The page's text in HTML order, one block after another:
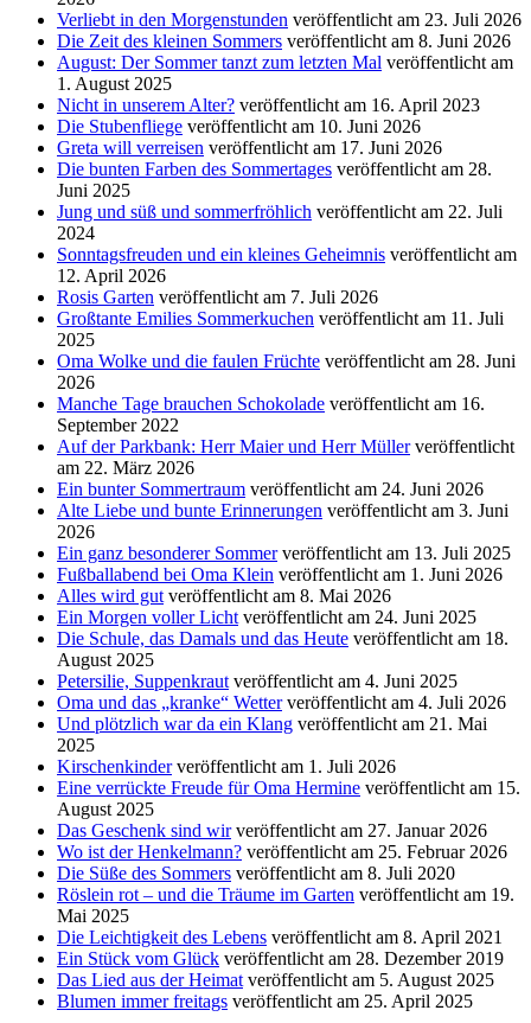
Verliebt in den Morgenstunden veröffentlicht am 23. Juli 2026
Die Zeit des kleinen Sommers veröffentlicht am 8. Juni 2026
August: Der Sommer tanzt zum letzten Mal veröffentlicht am
1. August 2025
Nicht in unserem Alter? veröffentlicht am 16. April 2023
Die Stubenfliege veröffentlicht am 10. Juni 2026
Greta will verreisen veröffentlicht am 17. Juni 2026
Die bunten Farben des Sommertages veröffentlicht am 28.
Juni 2025
Jung und süß und sommerfröhlich veröffentlicht am 22. Juli
2024
Sonntagsfreuden und ein kleines Geheimnis veröffentlicht am
12. April 2026
Rosis Garten veröffentlicht am 7. Juli 2026
Großtante Emilies Sommerkuchen veröffentlicht am 11. Juli
2025
Oma Wolke und die faulen Früchte veröffentlicht am 28. Juni
2026
Manche Tage brauchen Schokolade veröffentlicht am 16.
September 2022
Auf der Parkbank: Herr Maier und Herr Müller veröffentlicht
am 22. März 2026
Ein bunter Sommertraum veröffentlicht am 24. Juni 2026
Alte Liebe und bunte Erinnerungen veröffentlicht am 3. Juni
2026
Ein ganz besonderer Sommer veröffentlicht am 13. Juli 2025
Fußballabend bei Oma Klein veröffentlicht am 1. Juni 2026
Alles wird gut veröffentlicht am 8. Mai 2026
Ein Morgen voller Licht veröffentlicht am 24. Juni 2025
Die Schule, das Damals und das Heute veröffentlicht am 18.
August 2025
Petersilie, Suppenkraut veröffentlicht am 4. Juni 2025
Oma und das „kranke“ Wetter veröffentlicht am 4. Juli 2026
Und plötzlich war da ein Klang veröffentlicht am 21. Mai
2025
Kirschenkinder veröffentlicht am 1. Juli 2026
Eine verrückte Freude für Oma Hermine veröffentlicht am 15.
August 2025
Das Geschenk sind wir veröffentlicht am 27. Januar 2026
Wo ist der Henkelmann? veröffentlicht am 25. Februar 2026
Die Süße des Sommers veröffentlicht am 8. Juli 2020
Röslein rot – und die Träume im Garten veröffentlicht am 19.
Mai 2025
Die Leichtigkeit des Lebens veröffentlicht am 8. April 2021
Ein Stück vom Glück veröffentlicht am 28. Dezember 2019
Das Lied aus der Heimat veröffentlicht am 5. August 2025
Blumen immer freitags veröffentlicht am 25. April 2025